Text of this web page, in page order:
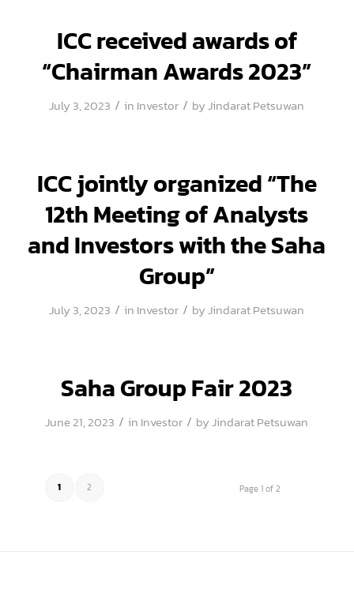
ICC received awards of
“Chairman Awards 2023”
July 3, 2023 / in Investor / byJindarat Petsuwan
ICC jointly organized “The
12th Meeting of Analysts
and Investors with the Saha
Group”
July 3, 2023 / in Investor / byJindarat Petsuwan
Saha Group Fair 2023
June 21, 2023 / in Investor / byJindarat Petsuwan
Page 1 of 2
1 2